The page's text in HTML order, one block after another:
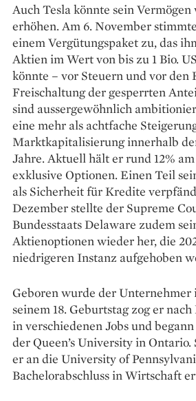
Auch Tesla könnte sein
erhöhen. Am 6. November
einem Vergütungspaket zu, das
Aktien im Wert von bis zu 1 Bio.
könnte – vor Steuern und vor den
Freischaltung der gesperrten
sind aussergewöhnlich
eine mehr als achtfache
Marktkapitalisierung innerhalb
Jahre. Aktuell hält er rund 12%
exklusive Optionen. Einen Teil
als Sicherheit für Kredite
Dezember stellte der Supreme
Bundesstaats Delaware zudem
Aktienoptionen wieder her, die
niedrigeren Instanz aufgehoben
Geboren wurde der Unternehmer
seinem 18. Geburtstag zog er
in verschiedenen Jobs und
der Queen’s University in
er an die University of
Bachelorabschluss in Wirtschaft